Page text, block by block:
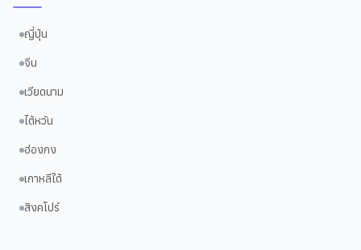
ญี่ปุ่น
จีน
เวียดนาม
ไต้หวัน
ฮ่องกง
เกาหลีใต้
สิงคโปร์